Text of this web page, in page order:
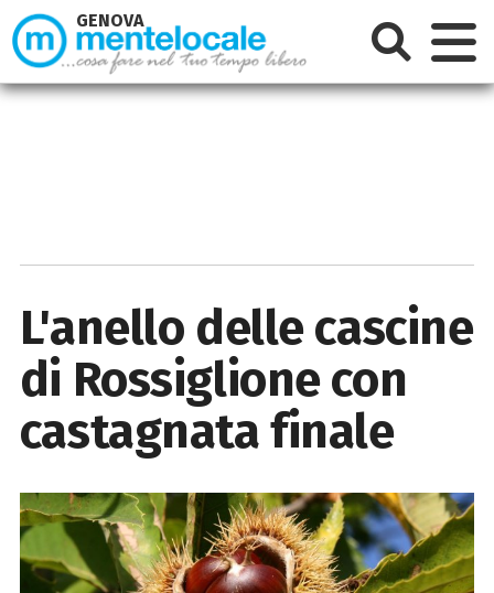
L'anello delle cascine
di Rossiglione con
castagnata finale
GENOVA